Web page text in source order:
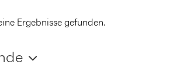
Ergebnisse gefunden.